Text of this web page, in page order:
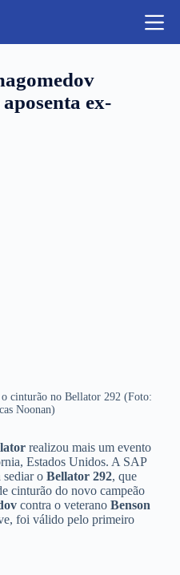
ex-
cinturão no Bellator 292 (Foto:
Noonan)
realizou mais um evento
Estados Unidos. A SAP
o Bellator 292, que
cinturão do novo campeão
contra o veterano Benson
foi válido pelo primeiro